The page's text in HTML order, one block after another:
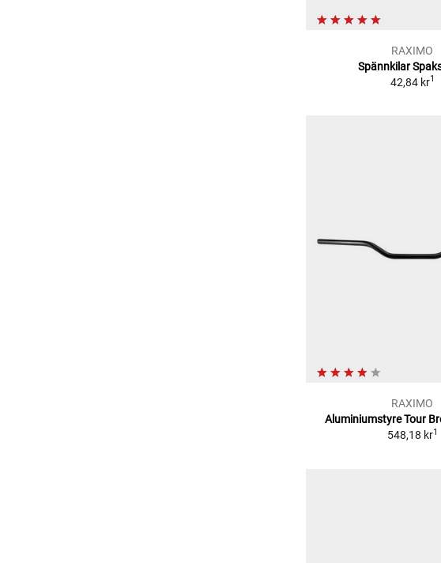
RAXIMO
Spännkilar
42,84 kr1
RAXIMO
Aluminiumstyre Tour
548,18 kr1